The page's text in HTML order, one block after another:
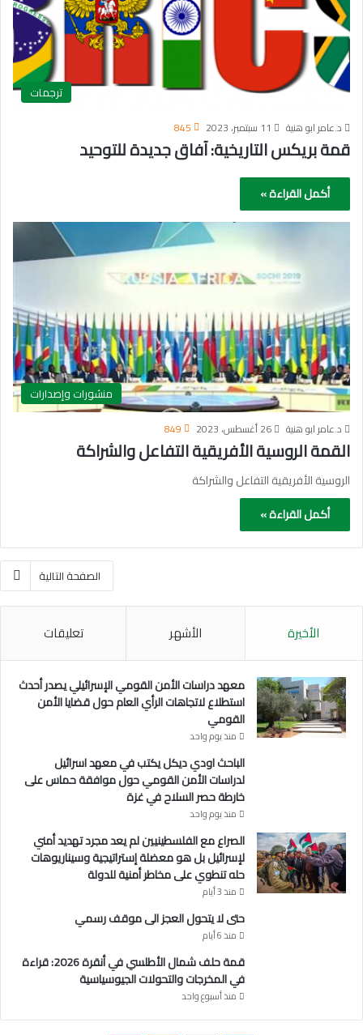
ترجمات
د.عامر ابو هنية 11 سبتمبر، 2023 845
قمة بريكس التاريخية: آفاق جديدة للتوحيد
أكمل القراءة »
منشورات وإصدارات
د.عامر ابو هنية 26 أغسطس، 2023 849
القمة الروسية الأفريقية التفاعل والشراكة
الروسية الأفريقية التفاعل والشراكة
أكمل القراءة »
الصفحة التالية
الأخيرة الأشهر تعليقات
معهد دراسات الأمن القومي الإسرائيلي يصدر أحدث
استطلاع لاتجاهات الرأي العام حول قضايا الأمن
القومي
منذ يوم واحد
الباحث اودي ديكل يكتب في معهد اسرائيل
لدراسات الأمن القومي حول موافقة حماس على
خارطة حصر السلاح في غزة
منذ يوم واحد
الصراع مع الفلسطينيين لم يعد مجرد تهديد أمني
لإسرائيل بل هو معضلة إستراتيجية وسيناريوهات
حله تنطوي على مخاطر أمنية للدولة
منذ 3 أيام
حتى لا يتحول العجز الى موقف رسمي
منذ 6 أيام
قمة حلف شمال الأطلسي في أنقرة 2026: قراءة
في المخرجات والتحولات الجيوسياسية
منذ أسبوع واحد